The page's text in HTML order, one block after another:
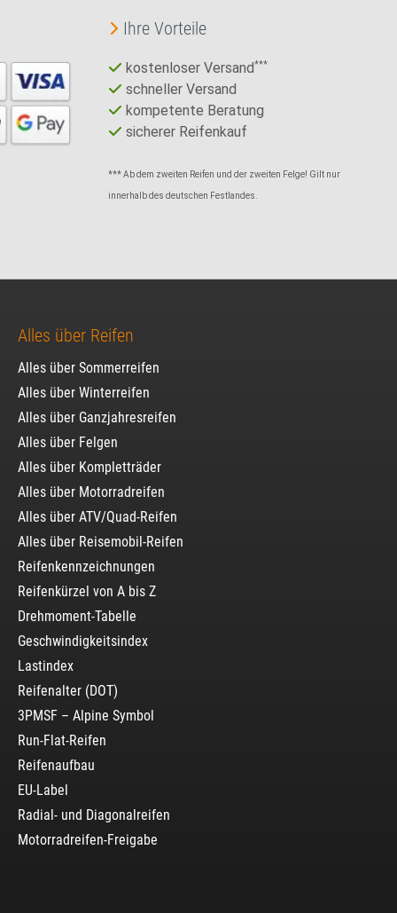
Ihre Vorteile
kostenloser Versand***
schneller Versand
kompetente Beratung
sicherer Reifenkauf
*** Ab dem zweiten Reifen und der zweiten Felge! Gilt nur
innerhalb des deutschen Festlandes.
Alles über Reifen
Alles über Sommerreifen
Alles über Winterreifen
Alles über Ganzjahresreifen
Alles über Felgen
Alles über Kompletträder
Alles über Motorradreifen
Alles über ATV/Quad-Reifen
Alles über Reisemobil-Reifen
Reifenkennzeichnungen
Reifenkürzel von A bis Z
Drehmoment-Tabelle
Geschwindigkeitsindex
Lastindex
Reifenalter (DOT)
3PMSF – Alpine Symbol
Run-Flat-Reifen
Reifenaufbau
EU-Label
Radial- und Diagonalreifen
Motorradreifen-Freigabe